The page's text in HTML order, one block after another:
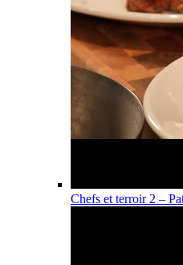
Chefs et terroir 2 –